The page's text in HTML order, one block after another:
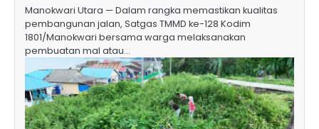
Manokwari Utara — Dalam rangka memastikan kualitas
pembangunan jalan, Satgas TMMD ke-128 Kodim
1801/Manokwari bersama warga melaksanakan
pembuatan mal atau…